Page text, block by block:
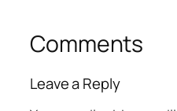
Comments
Leave a Reply